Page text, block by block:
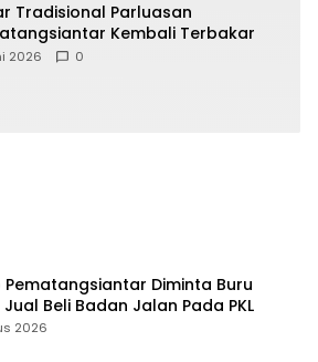
Tradisional Parluasan
Kembali Terbakar
2026 0
Pematangsiantar Diminta Buru
Jual Beli Badan Jalan Pada PKL
2026